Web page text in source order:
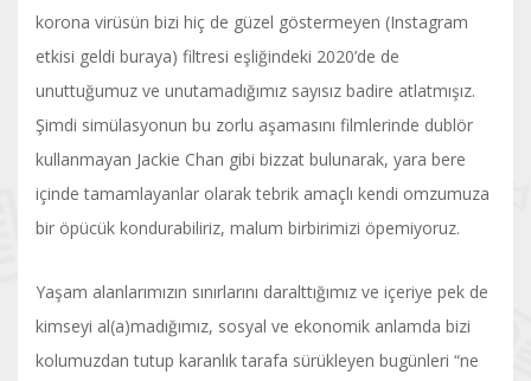
korona virüsün bizi hiç de güzel göstermeyen (Instagram
etkisi geldi buraya) filtresi eşliğindeki 2020’de de
unuttuğumuz ve unutamadığımız sayısız badire atlatmışız.
Şimdi simülasyonun bu zorlu aşamasını filmlerinde dublör
kullanmayan Jackie Chan gibi bizzat bulunarak, yara bere
içinde tamamlayanlar olarak tebrik amaçlı kendi omzumuza
bir öpücük kondurabiliriz, malum birbirimizi öpemiyoruz.
Yaşam alanlarımızın sınırlarını daralttığımız ve içeriye pek de
kimseyi al(a)madığımız, sosyal ve ekonomik anlamda bizi
kolumuzdan tutup karanlık tarafa sürükleyen bugünleri “ne